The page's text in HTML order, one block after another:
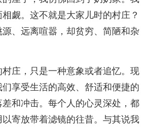
觑。这不就是大家儿时的村庄？
、远离喧嚣，却贫穷、简陋和杂
庄，只是一种意象或者追忆。现
享受生活的高效、舒适和便捷的
差和冲击。每个人的心灵深处，都
寄放带着滤镜的往昔。与其说我